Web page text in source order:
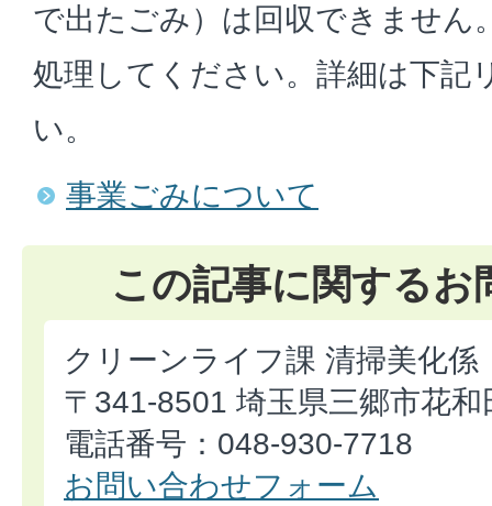
で出たごみ）は回収できません
処理してください。詳細は下記
い。
事業ごみについて
この記事に関するお
クリーンライフ課 清掃美化係
〒341-8501 埼玉県三郷市花
電話番号：048-930-7718
お問い合わせフォーム